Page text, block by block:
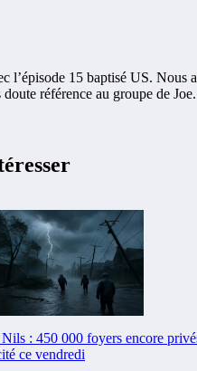
15 baptisé US.
référence au groupe de Joe.
Nils : 450 000 foyers encore
ce vendredi